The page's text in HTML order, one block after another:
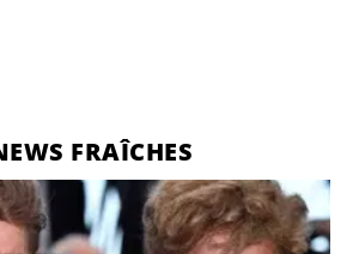
FRAÎCHES